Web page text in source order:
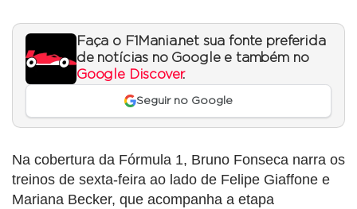
Faça o F1Mania.net sua fonte preferida
de notícias no Google e também no
Google Discover.
Seguir no Google
Na cobertura da Fórmula 1, Bruno Fonseca narra os
treinos de sexta-feira ao lado de Felipe Giaffone e
Mariana Becker, que acompanha a etapa